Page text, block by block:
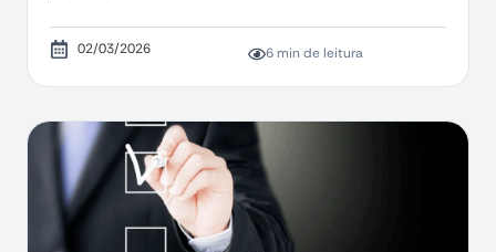
02/03/2026 6 min de leitura